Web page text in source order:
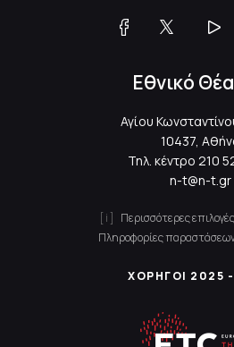
Εθνικό
Αγίου
10437,
Τηλ. κέντρο 210
n-t@n-t.gr
Περισσότερες
Πληροφορίες
ΧΟΡΗΓΟΙ 2025